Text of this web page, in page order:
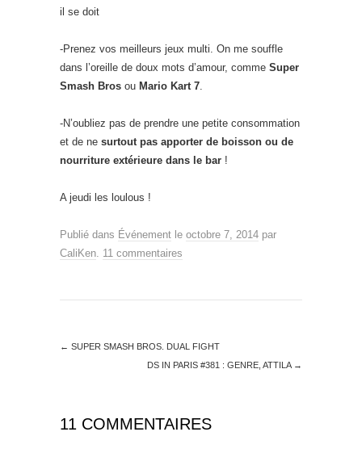
il se doit
-Prenez vos meilleurs jeux multi. On me souffle
dans l’oreille de doux mots d’amour, comme Super
Smash Bros ou Mario Kart 7
-N’oubliez pas de prendre une petite consommation
et de ne surtout pas apporter de boisson ou de
nourriture extérieure dans le bar !
A jeudi les loulous !
Publié dans Événement le octobre 7, 2014 par
CaliKen 11 commentaires
← SUPER SMASH BROS. DUAL FIGHT
DS IN PARIS #381 : GENRE, ATTILA →
11 COMMENTAIRES